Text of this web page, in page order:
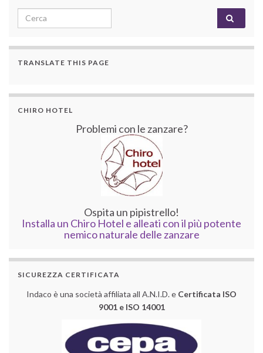
Search for:
TRANSLATE THIS PAGE
CHIRO HOTEL
Problemi con le zanzare?
Ospita un pipistrello!
Installa un Chiro Hotel e alleati con il più potente
nemico naturale delle zanzare
SICUREZZA CERTIFICATA
Indaco è una società affiliata all A.N.I.D. e Certificata ISO
9001 e ISO 14001